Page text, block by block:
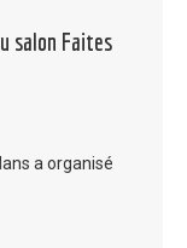
salon Faites
a organisé